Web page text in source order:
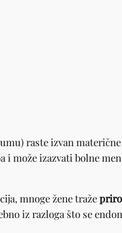
raste izvan
i može izazvati bolne
mnoge žene traže
iz razloga što se